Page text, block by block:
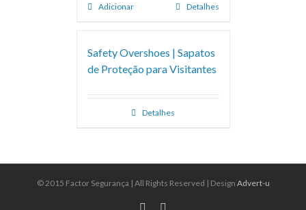
Adicionar Detalhes
Safety Overshoes | Sapatos
de Proteção para Visitantes
Detalhes
© 2015 Factor Segurança | All Rights Reserved | Design Advert-u